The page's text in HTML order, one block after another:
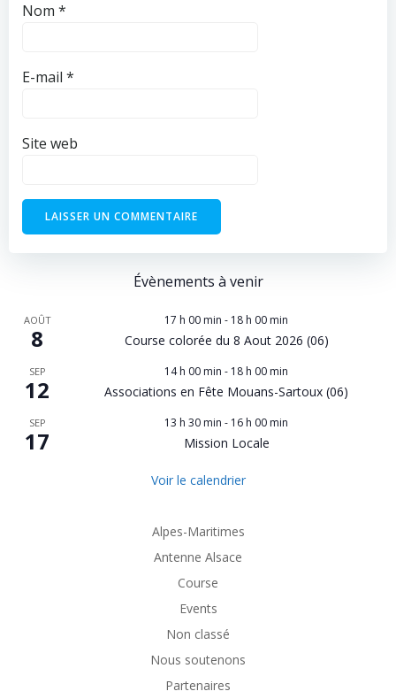
Nom *
E-mail *
Site web
Évènements à venir
AOÛT
8
17 h 00 min - 18 h 00 min
Course colorée du 8 Aout 2026 (06)
SEP
12
14 h 00 min - 18 h 00 min
Associations en Fête Mouans-Sartoux (06)
SEP
17
13 h 30 min - 16 h 00 min
Mission Locale
Voir le calendrier
Alpes-Maritimes
Antenne Alsace
Course
Events
Non classé
Nous soutenons
Partenaires